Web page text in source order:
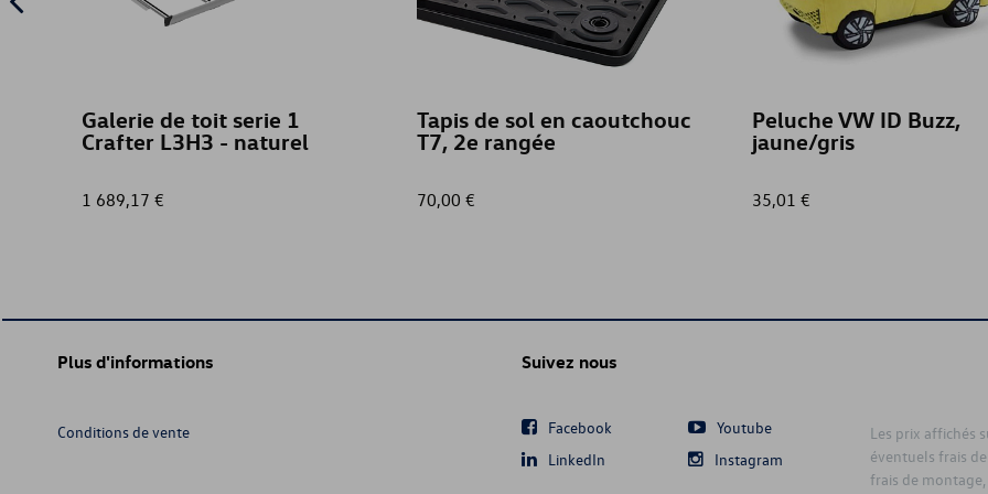
Galerie de toit serie 1
Crafter L3H3 - naturel
1 689,17 €
Tapis de sol en caoutchouc
T7, 2e rangée
70,00 €
Peluche VW ID Buzz,
jaune/gris
35,01 €
Plus d'informations
Conditions de vente
Suivez nous
Facebook
Youtube
LinkedIn
Instagram
Les prix affichés
éventuels frais
frais de